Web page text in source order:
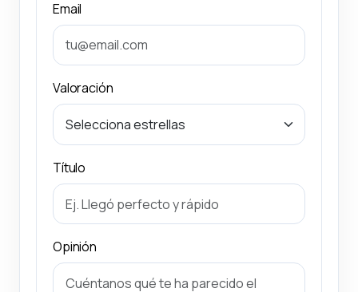
Email
Valoración
Título
Opinión